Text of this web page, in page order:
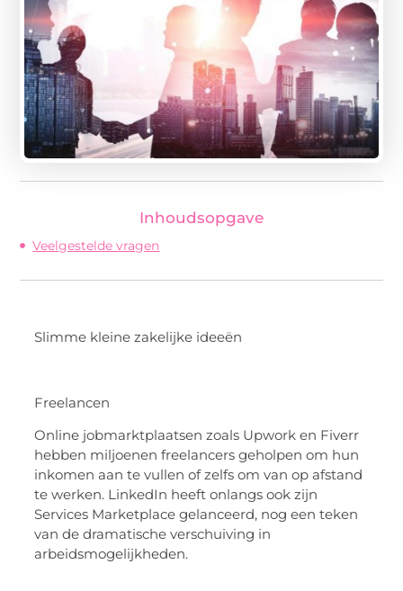
Inhoudsopgave
Veelgestelde vragen
Slimme kleine zakelijke ideeën
Freelancen
Online jobmarktplaatsen zoals Upwork en Fiverr
hebben miljoenen freelancers geholpen om hun
inkomen aan te vullen of zelfs om van op afstand
te werken. LinkedIn heeft onlangs ook zijn
Services Marketplace gelanceerd, nog een teken
van de dramatische verschuiving in
arbeidsmogelijkheden.